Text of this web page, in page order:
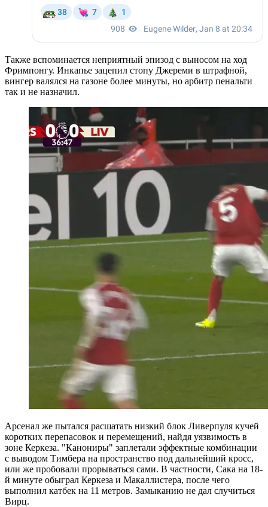
Также вспоминается неприятный эпизод с выносом на ход
Фримпонгу. Инкапье зацепил стопу Джереми в штрафной,
вингер валялся на газоне более минуты, но арбитр пенальти
так и не назначил.
Арсенал же пытался расшатать низкий блок Ливерпуля кучей
коротких перепасовок и перемещений, найдя уязвимость в
зоне Керкеза. "Канониры" заплетали эффектные комбинации
с выводом Тимбера на пространство под дальнейший кросс,
или же пробовали прорываться сами. В частности, Сака на 18-
й минуте обыграл Керкеза и Макаллистера, после чего
выполнил катбек на 11 метров. Замыканию не дал случиться
Вирц.